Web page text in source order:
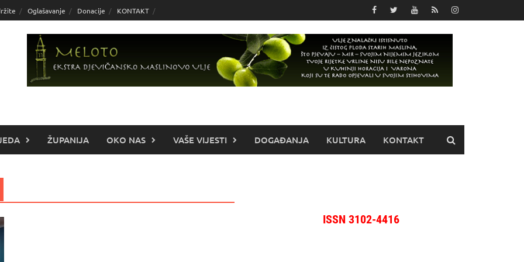
Oglašavanje Donacije KONTAKT
ŽUPANIJA OKO NAS VAŠE VIJESTI DOGAĐANJA KULTURA KONTAKT
ISSN 3102-4416